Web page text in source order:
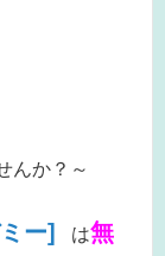
んか？～
ー] は無